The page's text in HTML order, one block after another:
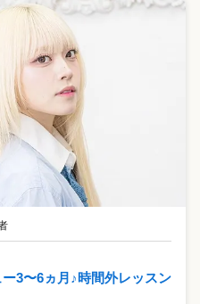
3〜6ヵ月♪時間外レッスン